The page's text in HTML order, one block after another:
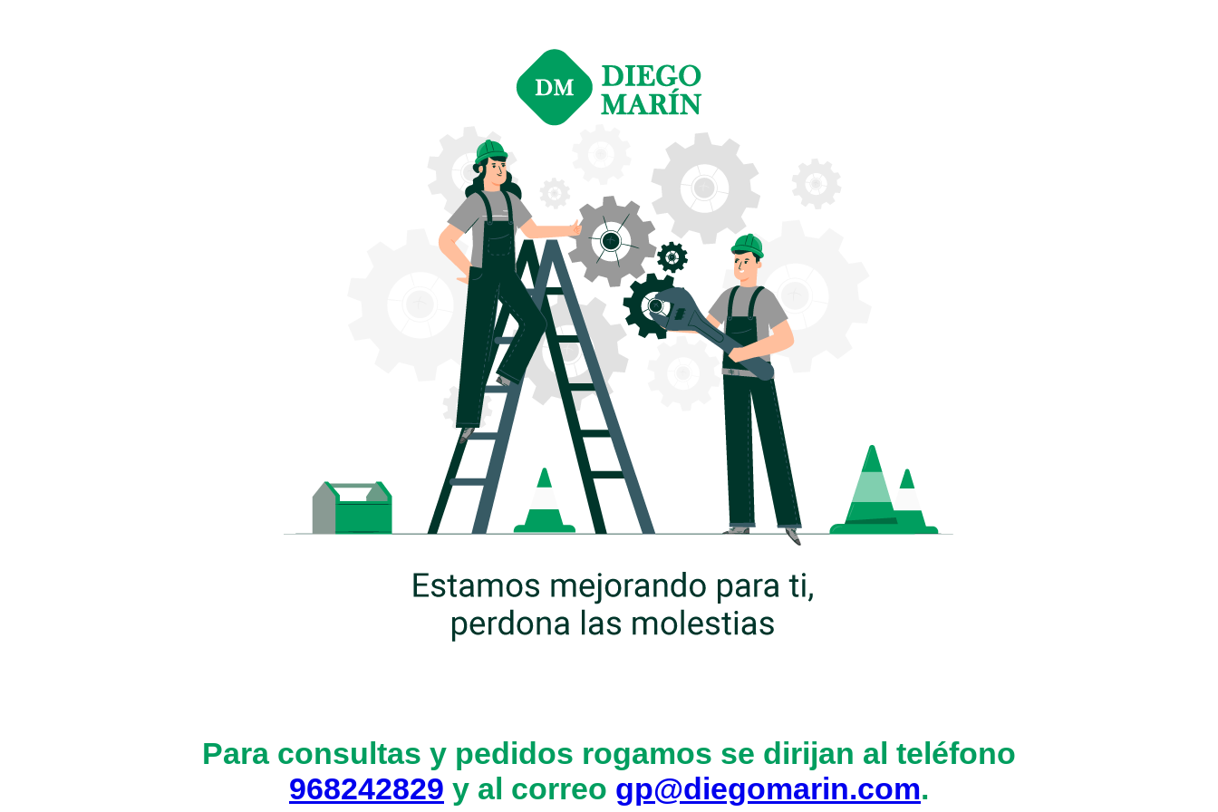
Para consultas y pedidos rogamos se dirijan al teléfono
968242829 y al correo gp@diegomarin.com.